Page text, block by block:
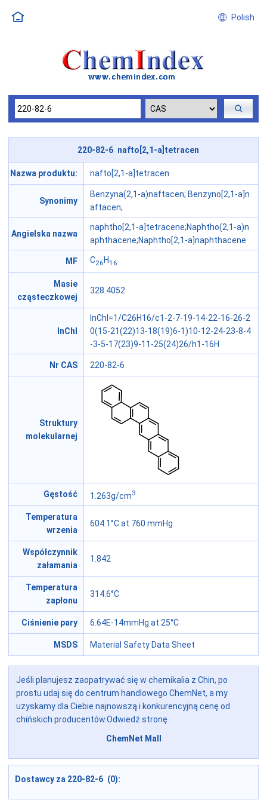
Polish
220-82-6 nafto[2,1-a]tetracen
Nazwa produktu: nafto[2,1-a]tetracen
Synonimy
Benzyna(2,1-a)naftacen; Benzyno[2,1-a]n
aftacen;
Angielska nazwa
naphtho[2,1-a]tetracene;Naphtho(2,1-a)n
aphthacene;Naphtho[2,1-a]naphthacene
MF C26 H16
Masie
cząsteczkowej
328.4052
InChI
InChI=1/C26H16/c1-2-7-19-14-22-16-26-2
0(15-21(22)13-18(19)6-1)10-12-24-23-8-4
-3-5-17(23)9-11-25(24)26/h1-16H
Nr CAS 220-82-6
Struktury
molekularnej
Gęstość 1.263g/cm3
Temperatura
wrzenia
604.1°C at 760 mmHg
Współczynnik
załamania
1.842
Temperatura
zapłonu
314.6°C
Ciśnienie pary 6.64E-14mmHg at 25°C
MSDS Material Safety Data Sheet
Jeśli planujesz zaopatrywać się w chemikalia z Chin, po
prostu udaj się do centrum handlowego ChemNet, a my
uzyskamy dla Ciebie najnowszą i konkurencyjną cenę od
chińskich producentów.Odwiedź stronę
ChemNet Mall
Dostawcy za 220-82-6 (0):